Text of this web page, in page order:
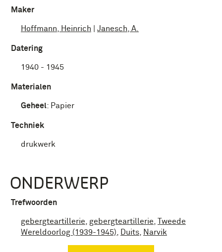
Maker
Hoffmann, Heinrich Janesch, A.
Datering
1940 - 1945
Materialen
Geheel: Papier
Techniek
drukwerk
ONDERWERP
Trefwoorden
gebergteartillerie gebergteartillerie
Tweede
Wereldoorlog (1939-1945)
Duits Narvik